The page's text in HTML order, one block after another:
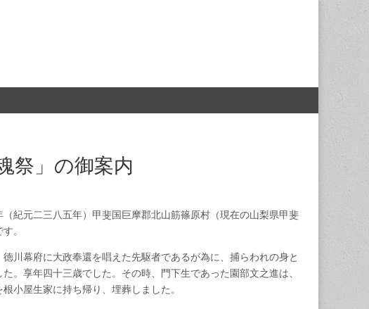
祭」の御案内
紀元二三八五年）甲斐国巨摩郡北山筋篠原村（現在の山梨県甲斐
。
川幕府に大政奉還を唱えた先駆者であるが為に、捕らわれの身と
。享年四十三歳でした。その時、門下生であった園部文之進は、
小屋生家に持ち帰り、埋葬しました。